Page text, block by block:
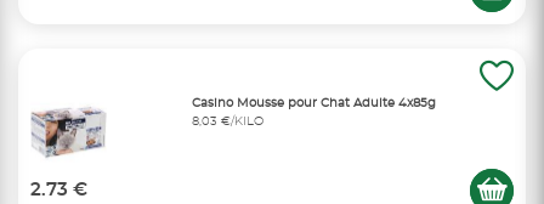
Casino Mousse pour Chat Adulte 4x85g
8,03 €/KILO
2.73 €